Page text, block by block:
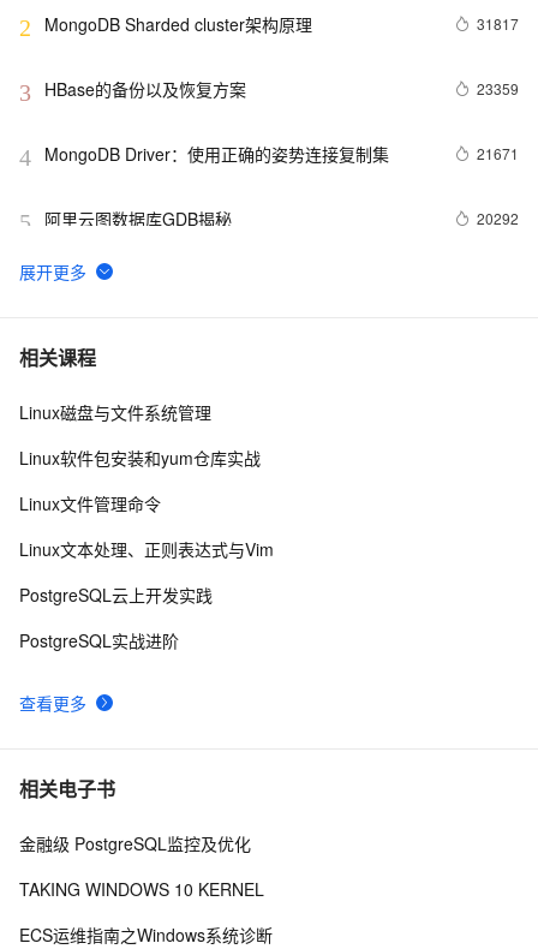
2 MongoDB Sharded cluster架构原理 31817
3 HBase的备份以及恢复方案 23359
4 MongoDB Driver：使用正确的姿势连接复制集 21671
5 阿里云图数据库GDB揭秘 20292
6 PostgreSQL内核扩展之 - ElasticSearch同步插件
7 分布式(hadoop)内核研发面试指南
8 Redis内存分析方法
（北京站）大咖云集，与你畅聊BigData NoSQL
10 【HBase从入门到精通系列】如何避免HBase写入过
相关课程
查看更多
Linux磁盘与文件系统管理
Linux软件包安装和yum仓库实战
Linux文件管理命令
Linux文本处理、正则表达式与Vim
PostgreSQL云上开发实践
PostgreSQL实战进阶
相关电子书
金融级 PostgreSQL监控及优化
TAKING WINDOWS 10 KERNEL
ECS运维指南之Windows系统诊断